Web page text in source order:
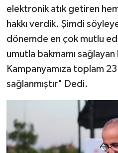
elektronik atık getiren
hakkı verdik. Şimdi
dönemde en çok mutlu
umutla bakmamı
Kampanyamıza toplam
sağlanmıştır" Dedi.